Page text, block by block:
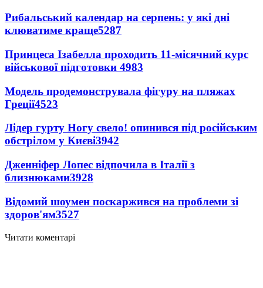
Рибальський календар на серпень: у які дні
клюватиме краще5287
Принцеса Ізабелла проходить 11-місячний курс
військової підготовки 4983
Модель продемонструвала фігуру на пляжах
Греції4523
Лідер гурту Ногу свело! опинився під російським
обстрілом у Києві3942
Дженніфер Лопес відпочила в Італії з
близнюками3928
Відомий шоумен поскаржився на проблеми зі
здоров'ям3527
Читати коментарі